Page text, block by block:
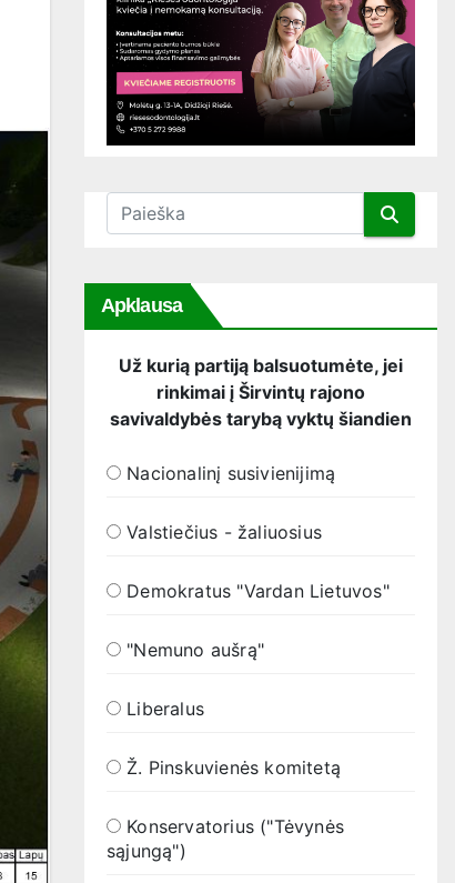
Apklausa
Už kurią partiją balsuotumėte, jei
rinkimai į Širvintų rajono
savivaldybės tarybą vyktų šiandien
Nacionalinį susivienijimą
Valstiečius - žaliuosius
Demokratus "Vardan Lietuvos"
"Nemuno aušrą"
Liberalus
Ž. Pinskuvienės komitetą
Konservatorius ("Tėvynės
sąjungą")